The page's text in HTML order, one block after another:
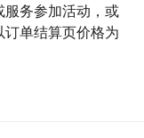
务参加活动，或
单结算页价格为